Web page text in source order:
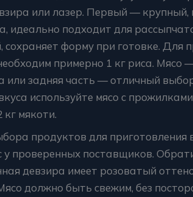
или лазер. Первый —
идеально подходит для
сохраняет форму при готовке. Для
примерно 1 кг риса. Мясо
или задняя часть — отличный
используйте мясо с
кг мякоти.
продуктов для приготовления
проверенных поставщиков.
девзира имеет розоватый
должно быть свежим, без